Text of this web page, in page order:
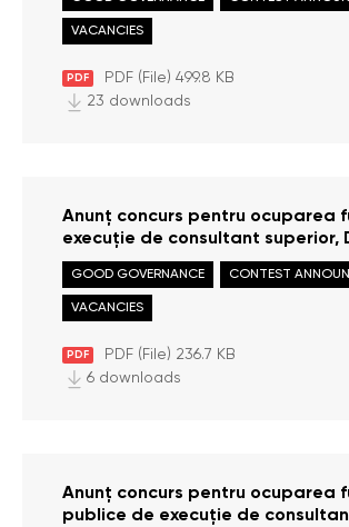
Avocatului Poporului
PDF PDF (File) 499.8 KB
VACANCIES
23 downloads
Anunț concurs pentru ocuparea
execuție de consultant superior,
drepturile copilului
PDF PDF (File) 236.7 KB
GOOD GOVERNANCE CONTEST
VACANCIES
6 downloads
Anunț concurs pentru ocuparea
publice de execuție de